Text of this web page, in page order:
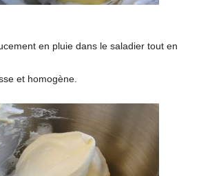
en pluie dans le saladier tout en
et homogène.